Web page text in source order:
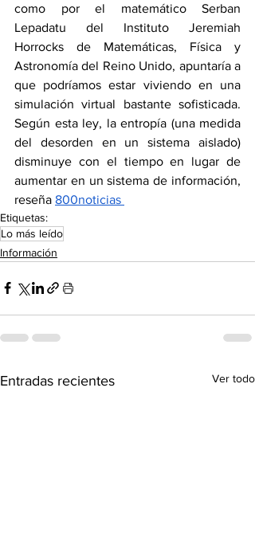
como por el matemático Serban
Lepadatu del Instituto Jeremiah
Horrocks de Matemáticas, Física y
Astronomía del Reino Unido, apuntaría a
que podríamos estar viviendo en una
simulación virtual bastante sofisticada.
Según esta ley, la entropía (una medida
del desorden en un sistema aislado)
disminuye con el tiempo en lugar de
aumentar en un sistema de información,
reseña 800noticias
Etiquetas:
Lo más leído
Información
Entradas recientes Ver todo